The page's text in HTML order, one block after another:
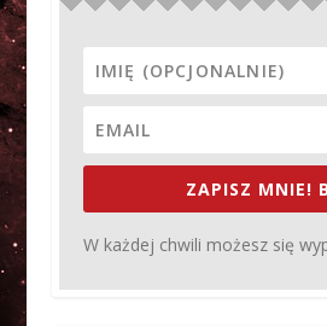
ZAPISZ MNIE!
W każdej chwili możesz się